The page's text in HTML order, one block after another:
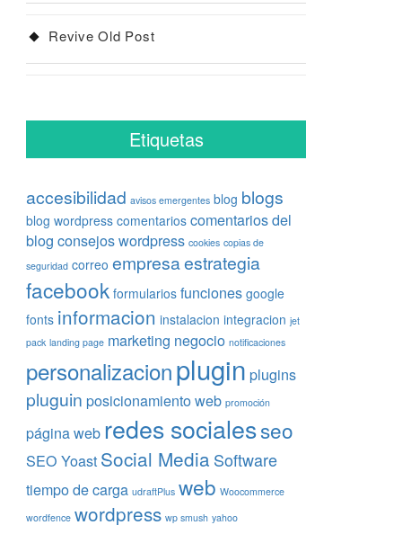
Revive Old Post
Etiquetas
accesibilidad avisos emergentes blog blogs
blog wordpress comentarios comentarios del
blog consejos wordpress cookies copias de
seguridad correo empresaestrategia
facebook formularios funciones google
fonts informacion instalacion integracion jet
pack landing page marketing negocio notificaciones
personalizacionplugin plugins
pluguin posicionamiento web promoción
página web redes socialesseo
SEO Yoast Social Media Software
tiempo de carga udraftPlus web Woocommerce
wordfence wordpress wp smush yahoo